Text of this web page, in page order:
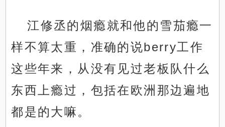
江修丞的烟瘾就和他的雪茄瘾一
样不算太重，准确的说berry工作
这些年来，从没有见过老板队什么
东西上瘾过，包括在欧洲那边遍地
都是的大嘛。